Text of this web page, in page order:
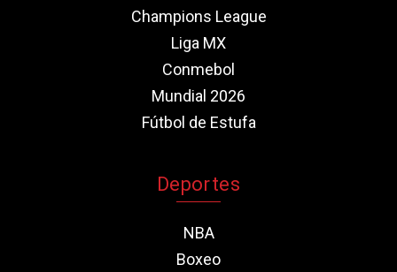
Champions League
Liga MX
Conmebol
Mundial 2026
Fútbol de Estufa
Deportes
NBA
Boxeo